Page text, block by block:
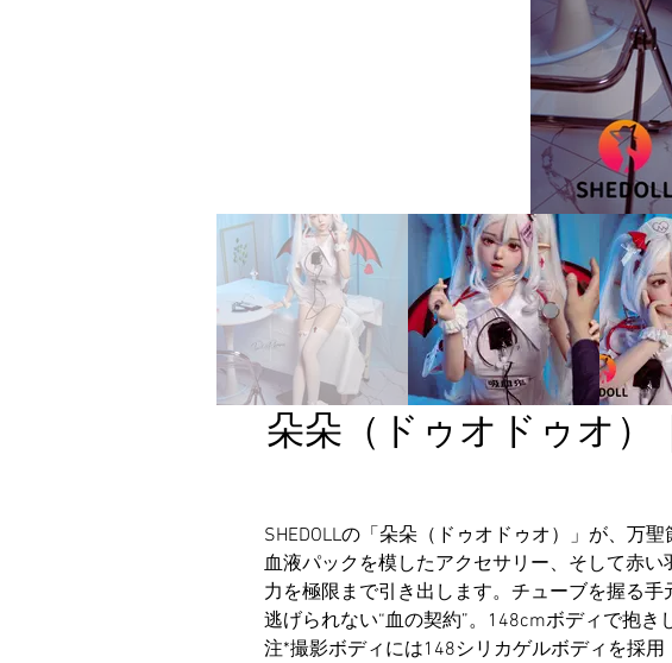
朵朵（ドゥオドゥオ）｜
SHEDOLLの「朵朵（ドゥオドゥオ）」が、万
血液パックを模したアクセサリー、そして赤
力を極限まで引き出します。チューブを握る
逃げられない“血の契約”。148cmボディで抱き
注*撮影ボディには148シリカゲルボディを採用